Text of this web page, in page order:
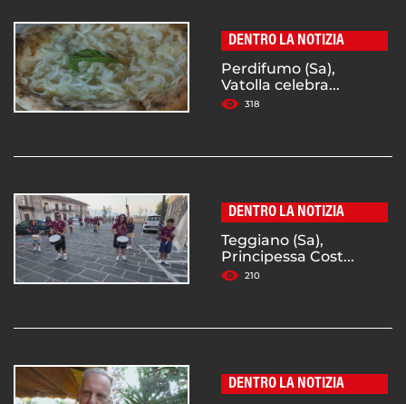
DENTRO LA NOTIZIA
Perdifumo (Sa),
Vatolla celebra...
318
DENTRO LA NOTIZIA
Teggiano (Sa),
Principessa Cost...
210
DENTRO LA NOTIZIA